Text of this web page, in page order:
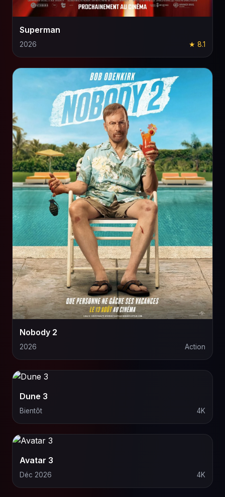
Superman
2026 ★ 8.1
Nobody 2
2026 Action
Dune 3
Bientôt 4K
Avatar 3
Déc 2026 4K